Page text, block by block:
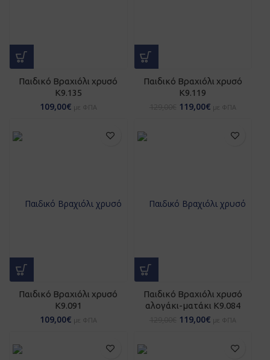
Παιδικό Βραχιόλι χρυσό
Κ9.135
109,00€ με ΦΠΑ
Παιδικό Βραχιόλι χρυσό
Κ9.119
119,00€ με ΦΠΑ
Παιδικό Βραχιόλι χρυσό
Κ9.091
109,00€ με ΦΠΑ
Παιδικό Βραχιόλι χρυσό
αλογάκι-ματάκι Κ9.084
119,00€ με ΦΠΑ